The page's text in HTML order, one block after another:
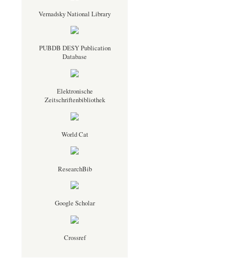
Vernadsky National Library
PUBDB DESY Publication
Database
Elektronische
Zeitschriftenbibliothek
World Cat
ResearchBib
Google Scholar
Crossref